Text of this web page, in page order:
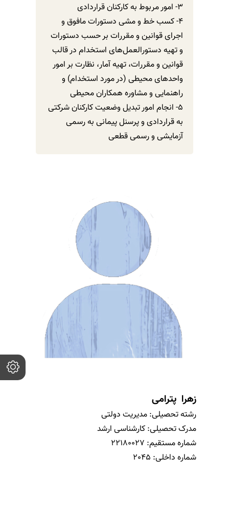
3- امور مربوط به کارکنان قراردادی
4- کسب خط و مشی دستورات مافوق و
اجرای قوانين و مقررات بر حسب دستورات
و تهيه دستورالعمل‌های استخدام در قالب
قوانين و مقررات، تهيه آمار، نظارت بر امور
واحدهای محيطی (در مورد استخدام) و
راهنمايی و مشاوره همکاران محيطی
5- انجام امور تبديل وضعيت کارکنان شرکتی
به قراردادی و پرسنل پيمانی به رسمی
آزمايشی و رسمی قطعی
زهرا پترامی
رشته تحصیلی: مدیریت دولتی
مدرک تحصیلی: کارشناسی ارشد
شماره مستقیم: 22180027
شماره داخلی: 2045